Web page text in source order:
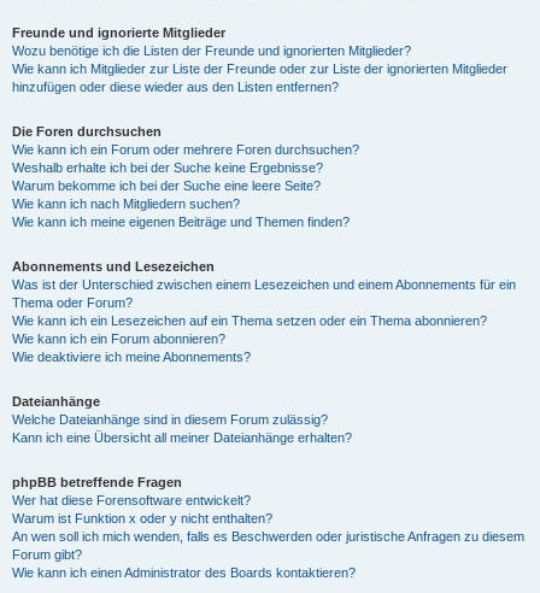
Freunde und ignorierte Mitglieder
Wozu benötige ich die Listen der Freunde und ignorierten Mitglieder?
Wie kann ich Mitglieder zur Liste der Freunde oder zur Liste der ignorierten Mitglieder
hinzufügen oder diese wieder aus den Listen entfernen?
Die Foren durchsuchen
Wie kann ich ein Forum oder mehrere Foren durchsuchen?
Weshalb erhalte ich bei der Suche keine Ergebnisse?
Warum bekomme ich bei der Suche eine leere Seite?
Wie kann ich nach Mitgliedern suchen?
Wie kann ich meine eigenen Beiträge und Themen finden?
Abonnements und Lesezeichen
Was ist der Unterschied zwischen einem Lesezeichen und einem Abonnements für ein
Thema oder Forum?
Wie kann ich ein Lesezeichen auf ein Thema setzen oder ein Thema abonnieren?
Wie kann ich ein Forum abonnieren?
Wie deaktiviere ich meine Abonnements?
Dateianhänge
Welche Dateianhänge sind in diesem Forum zulässig?
Kann ich eine Übersicht all meiner Dateianhänge erhalten?
phpBB betreffende Fragen
Wer hat diese Forensoftware entwickelt?
Warum ist Funktion x oder y nicht enthalten?
An wen soll ich mich wenden, falls es Beschwerden oder juristische Anfragen zu diesem
Forum gibt?
Wie kann ich einen Administrator des Boards kontaktieren?